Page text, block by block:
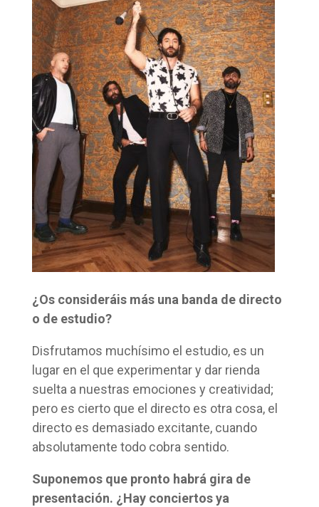
¿Os consideráis más una banda de directo
o de estudio?
Disfrutamos muchísimo el estudio, es un
lugar en el que experimentar y dar rienda
suelta a nuestras emociones y creatividad;
pero es cierto que el directo es otra cosa, el
directo es demasiado excitante, cuando
absolutamente todo cobra sentido.
Suponemos que pronto habrá gira de
presentación. ¿Hay conciertos ya